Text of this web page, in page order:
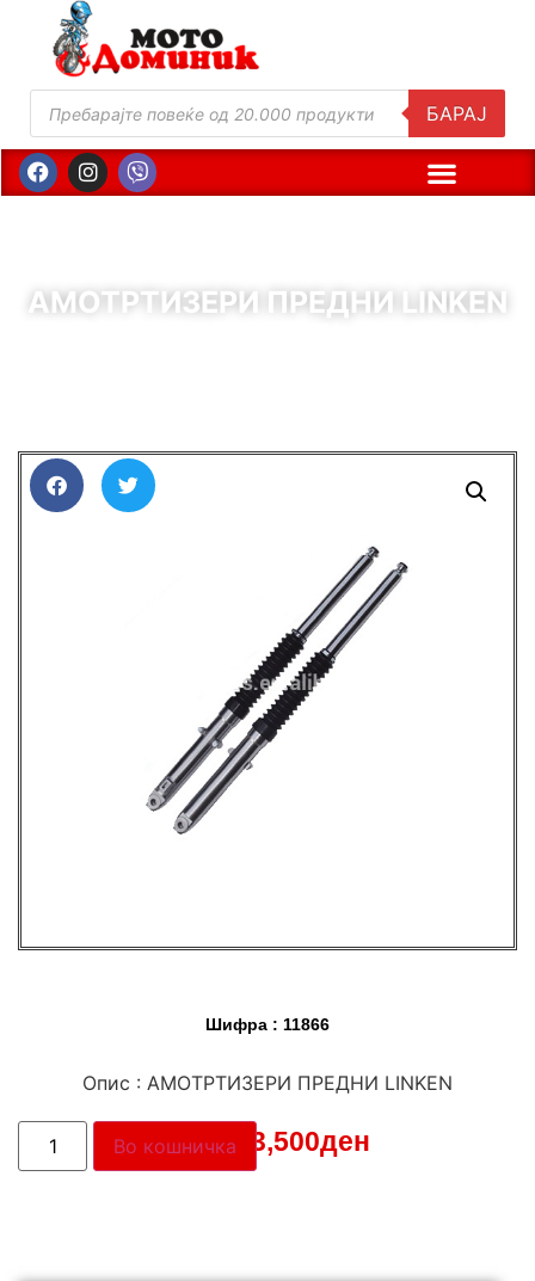
БАРАЈ
АМОТРТИЗЕРИ ПРЕДНИ LINKEN
Шифра : 11866
Опис : АМОТРТИЗЕРИ ПРЕДНИ LINKEN
Цена: 3,500ден
Во кошничка